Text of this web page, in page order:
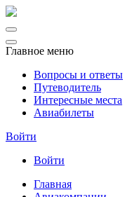
Главное меню
Вопросы и ответы
Путеводитель
Интересные места
Авиабилеты
Войти
Войти
Главная